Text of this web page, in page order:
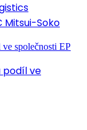
Mitsui-Soko
podíl ve